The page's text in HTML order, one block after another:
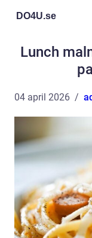
DO4U.se
Lunch
04 april 2026